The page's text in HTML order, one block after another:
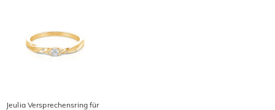
Jeulia Versprechensring für